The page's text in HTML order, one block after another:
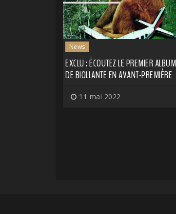
News
EXCLU : ÉCOUTEZ LE PREMIER ALBUM
DE BIOLLANTE EN AVANT-PREMIÈRE
11 mai 2022